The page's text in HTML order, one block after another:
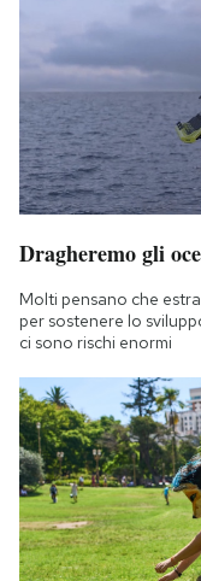
Dragheremo gli
Molti pensano che
per sostenere lo
ci sono rischi enormi